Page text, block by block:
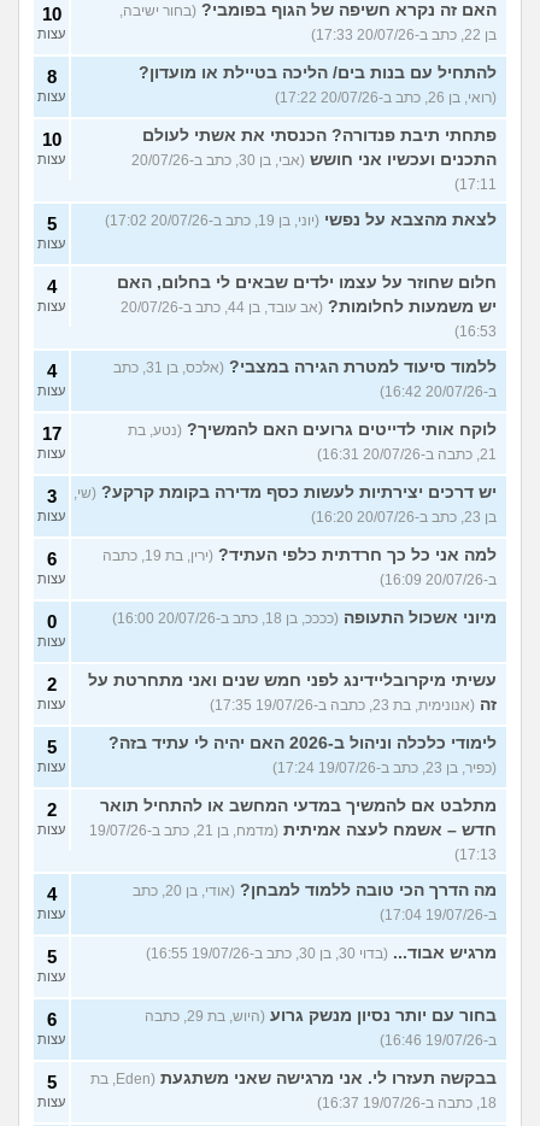
האם זה נקרא חשיפה של הגוף בפומבי? (בחור ישיבה,
בן 22, כתב ב-20/07/26 17:33)
10
עצות
להתחיל עם בנות בים/ הליכה בטיילת או מועדון?
(רואי, בן 26, כתב ב-20/07/26 17:22)
8
עצות
פתחתי תיבת פנדורה? הכנסתי את אשתי לעולם
התכנים ועכשיו אני חושש
(אבי, בן 30, כתב ב-20/07/26
17:11)
10
עצות
לצאת מהצבא על נפשי (יוני, בן 19, כתב ב-20/07/26 17:02) 5
עצות
חלום שחוזר על עצמו ילדים שבאים לי בחלום, האם
יש משמעות לחלומות?
(אב עובד, בן 44, כתב ב-20/07/26
16:53)
4
עצות
ללמוד סיעוד למטרת הגירה במצבי?
(אלכס, בן 31, כתב
ב-20/07/26 16:42)
4
עצות
לוקח אותי לדייטים גרועים האם להמשיך? (נטע, בת
21, כתבה ב-20/07/26 16:31)
17
עצות
יש דרכים יצירתיות לעשות כסף מדירה בקומת קרקע? (שי,
בן 23, כתב ב-20/07/26 16:20)
3
עצות
למה אני כל כך חרדתית כלפי העתיד?
(ירין, בת 19, כתבה
ב-20/07/26 16:09)
6
עצות
מיוני אשכול התעופה (ככככ, בן 18, כתב ב-20/07/26 16:00) 0
עצות
עשיתי מיקרובליידינג לפני חמש שנים ואני מתחרטת על
זה (אנונימית, בת 23, כתבה ב-19/07/26 17:35)
2
עצות
לימודי כלכלה וניהול ב-2026 האם יהיה לי עתיד בזה?
(כפיר, בן 23, כתב ב-19/07/26 17:24)
5
עצות
מתלבט אם להמשיך במדעי המחשב או להתחיל תואר
חדש – אשמח לעצה אמיתית
(מדמח, בן 21, כתב ב-19/07/26
17:13)
2
עצות
מה הדרך הכי טובה ללמוד למבחן?
(אודי, בן 20, כתב
ב-19/07/26 17:04)
4
עצות
מרגיש אבוד... (בדוי 30, בן 30, כתב ב-19/07/26 16:55) 5
עצות
בחור עם יותר נסיון מנשק גרוע
(היוש, בת 29, כתבה
ב-19/07/26 16:46)
6
עצות
בבקשה תעזרו לי. אני מרגישה שאני משתגעת
(Eden, בת
18, כתבה ב-19/07/26 16:37)
5
עצות